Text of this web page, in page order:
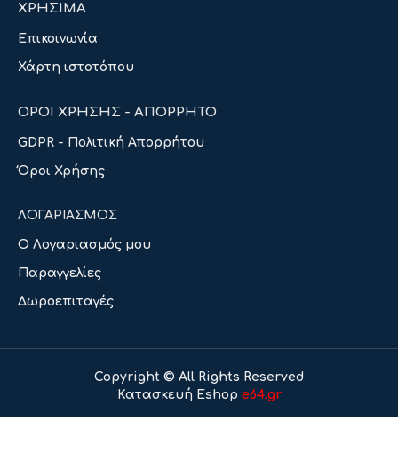
ΧΡΗΣΙΜΑ
Επικοινωνία
Χάρτη ιστοτόπου
ΟΡΟΙ ΧΡΗΣΗΣ - ΑΠΟΡΡΗΤΟ
GDPR - Πολιτική Απορρήτου
Όροι Χρήσης
ΛΟΓΑΡΙΑΣΜΟΣ
Ο Λογαριασμός μου
Παραγγελίες
Δωροεπιταγές
Copyright © All Rights Reserved
Κατασκευή Eshop e64.gr